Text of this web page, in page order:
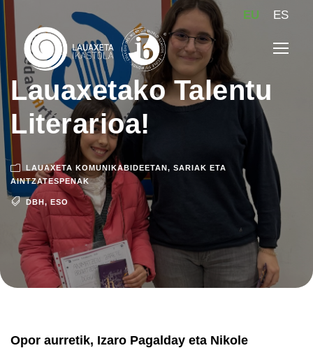
EU ES
Lauaxetako Talentu
Literarioa!
LAUAXETA KOMUNIKABIDEETAN, SARIAK ETA
AINTZATESPENAK
DBH, ESO
Opor aurretik, Izaro Pagalday eta Nikole